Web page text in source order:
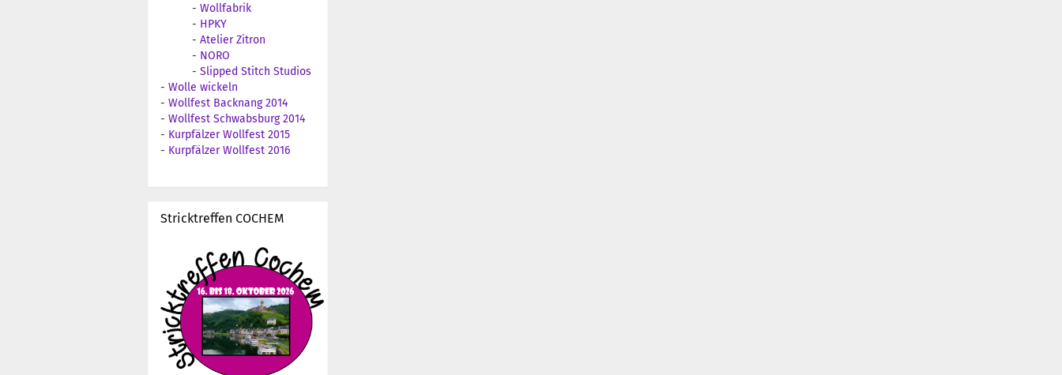
- Wollfabrik
- HPKY
- Atelier Zitron
- NORO
- Slipped Stitch Studios
- Wolle wickeln
- Wollfest Backnang 2014
- Wollfest Schwabsburg 2014
- Kurpfälzer Wollfest 2015
- Kurpfälzer Wollfest 2016
Stricktreffen COCHEM